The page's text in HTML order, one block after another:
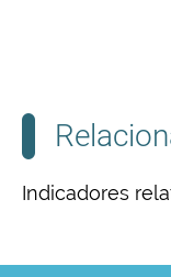
Indicadores